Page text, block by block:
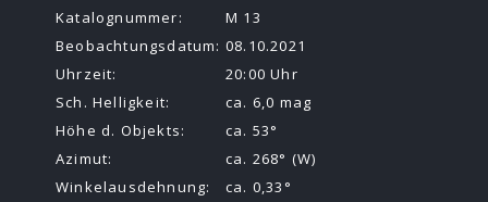
Katalognummer:
M 13
Beobachtungsdatum: 08.10.2021
Uhrzeit:
20:00 Uhr
Sch. Helligkeit:
ca. 6,0 mag
Höhe d. Objekts:
ca. 53°
Azimut:
ca. 268° (W)
Winkelausdehnung:
ca. 0,33°